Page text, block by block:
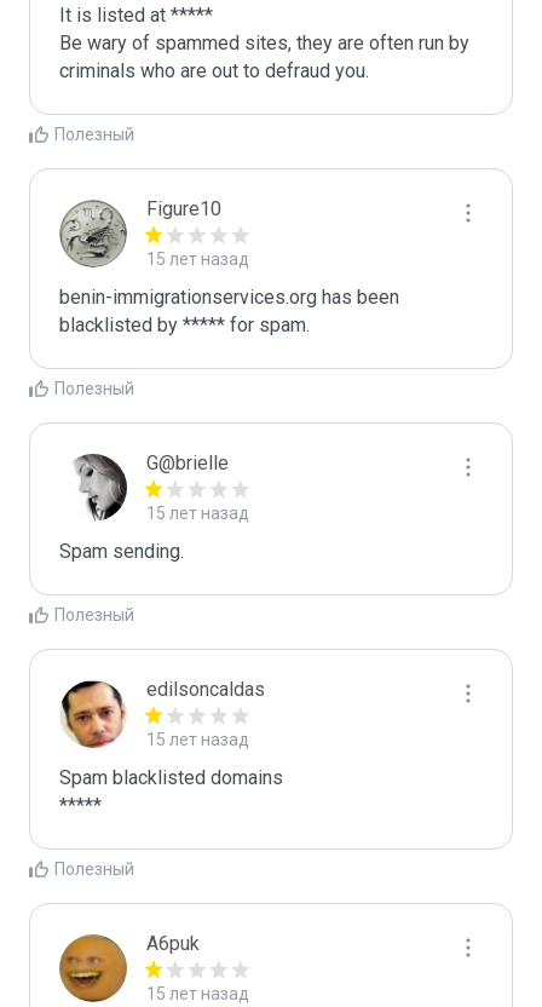
It is listed at *****
Be wary of spammed sites, they are often run by
criminals who are out to defraud you.
Полезный
Figure10
15 лет назад
benin-immigrationservices.org has been
blacklisted by ***** for spam.
Полезный
G@brielle
15 лет назад
Spam sending.
Полезный
edilsoncaldas
15 лет назад
Spam blacklisted domains
*****
Полезный
A6puk
15 лет назад